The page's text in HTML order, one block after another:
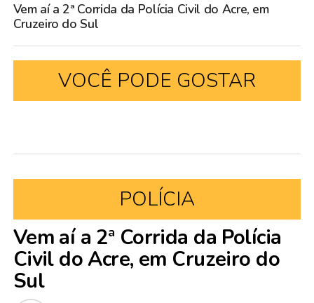
Vem aí a 2ª Corrida da Polícia Civil do Acre, em
Cruzeiro do Sul
VOCÊ PODE GOSTAR
POLÍCIA
Vem aí a 2ª Corrida da Polícia
Civil do Acre, em Cruzeiro do
Sul